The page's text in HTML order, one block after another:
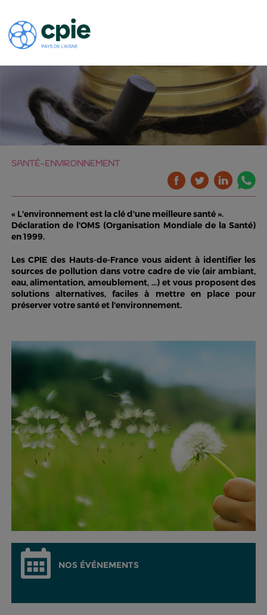
SANTÉ-ENVIRONNEMENT
« L'environnement est la clé d'une meilleure santé».
Déclaration de l'OMS (Organisation Mondiale de la Santé)
en 1999.
Les CPIE des Hauts-de-France vous aident à identifier les
sources de pollution dans votre cadre de vie (air ambiant,
eau, alimentation, ameublement, ...) et vous proposent des
solutions alternatives, faciles à mettre en place pour
préserver votre santé et l'environnement.
NOS ÉVÉNEMENTS